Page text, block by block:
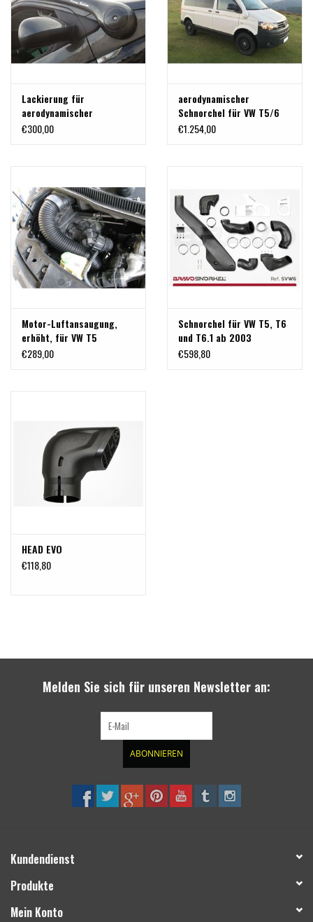
Lackierung für
aerodynamischer
Schnorchel von Roca Silva
€300,00
aerodynamischer
Schnorchel für VW T5/6
von Roca Silva
€1.254,00
Motor-Luftansaugung,
erhöht, für VW T5
€289,00
Schnorchel für VW T5, T6
und T6.1 ab 2003
€598,80
HEAD EVO
€118,80
Melden Sie sich für unseren Newsletter an:
ABONNIEREN
Kundendienst
Produkte
Mein Konto